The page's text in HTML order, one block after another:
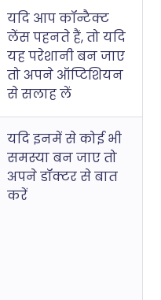
यदि आप कॉन्टैक्ट
लेंस पहनते हैं, तो यदि
यह परेशानी बन जाए
तो अपने ऑप्टिशियन
से सलाह लें
यदि इनमें से कोई भी
समस्या बन जाए तो
अपने डॉक्टर से बात
करें